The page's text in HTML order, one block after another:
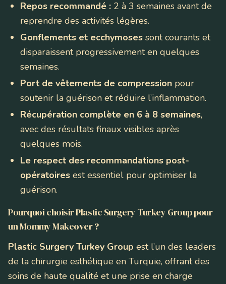
Repos recommandé : 2 à 3 semaines avant de
reprendre des activités légères.
Gonflements et ecchymoses sont courants et
disparaissent progressivement en quelques
semaines.
Port de vêtements de compression pour
soutenir la guérison et réduire l’inflammation.
Récupération complète en 6 à 8 semaines,
avec des résultats finaux visibles après
quelques mois.
Le respect des recommandations post-
opératoires est essentiel pour optimiser la
guérison.
Pourquoi choisir Plastic Surgery Turkey Group pour
un Mommy Makeover ?
Plastic Surgery Turkey Group est l’un des leaders
de la chirurgie esthétique en Turquie, offrant des
soins de haute qualité et une prise en charge